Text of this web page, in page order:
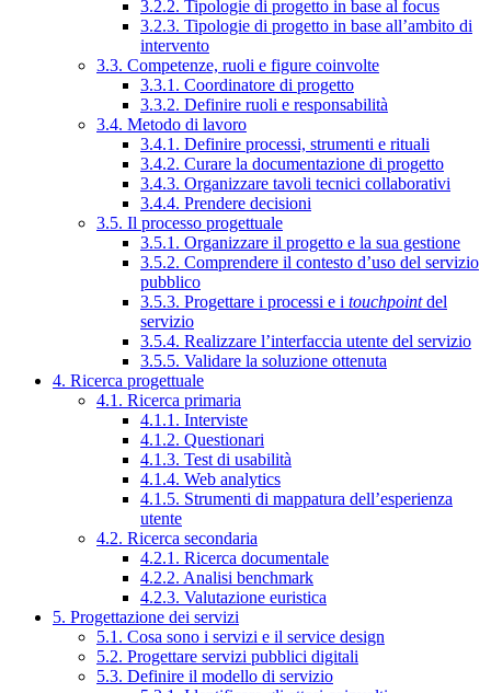
3.2.2. Tipologie di progetto in base al focus
3.2.3. Tipologie di progetto in base all’ambito di
intervento
3.3. Competenze, ruoli e figure coinvolte
3.3.1. Coordinatore di progetto
3.3.2. Definire ruoli e responsabilità
3.4. Metodo di lavoro
3.4.1. Definire processi, strumenti e rituali
3.4.2. Curare la documentazione di progetto
3.4.3. Organizzare tavoli tecnici collaborativi
3.4.4. Prendere decisioni
3.5. Il processo progettuale
3.5.1. Organizzare il progetto e la sua gestione
3.5.2. Comprendere il contesto d’uso del servizio
pubblico
3.5.3. Progettare i processi e i touchpointdel
servizio
3.5.4. Realizzare l’interfaccia utente del servizio
3.5.5. Validare la soluzione ottenuta
4. Ricerca progettuale
4.1. Ricerca primaria
4.1.1. Interviste
4.1.2. Questionari
4.1.3. Test di usabilità
4.1.4. Web analytics
4.1.5. Strumenti di mappatura dell’esperienza
utente
4.2. Ricerca secondaria
4.2.1. Ricerca documentale
4.2.2. Analisi benchmark
4.2.3. Valutazione euristica
5. Progettazione dei servizi
5.1. Cosa sono i servizi e il service design
5.2. Progettare servizi pubblici digitali
5.3. Definire il modello di servizio